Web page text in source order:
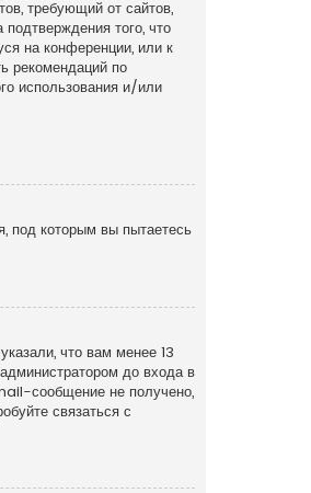
требующий от сайтов,
того, что
на конференции, или к
рекомендаций по
использования и/или
под которым вы пытаетесь
что вам менее 13
до входа в
сообщение не получено,
связаться с